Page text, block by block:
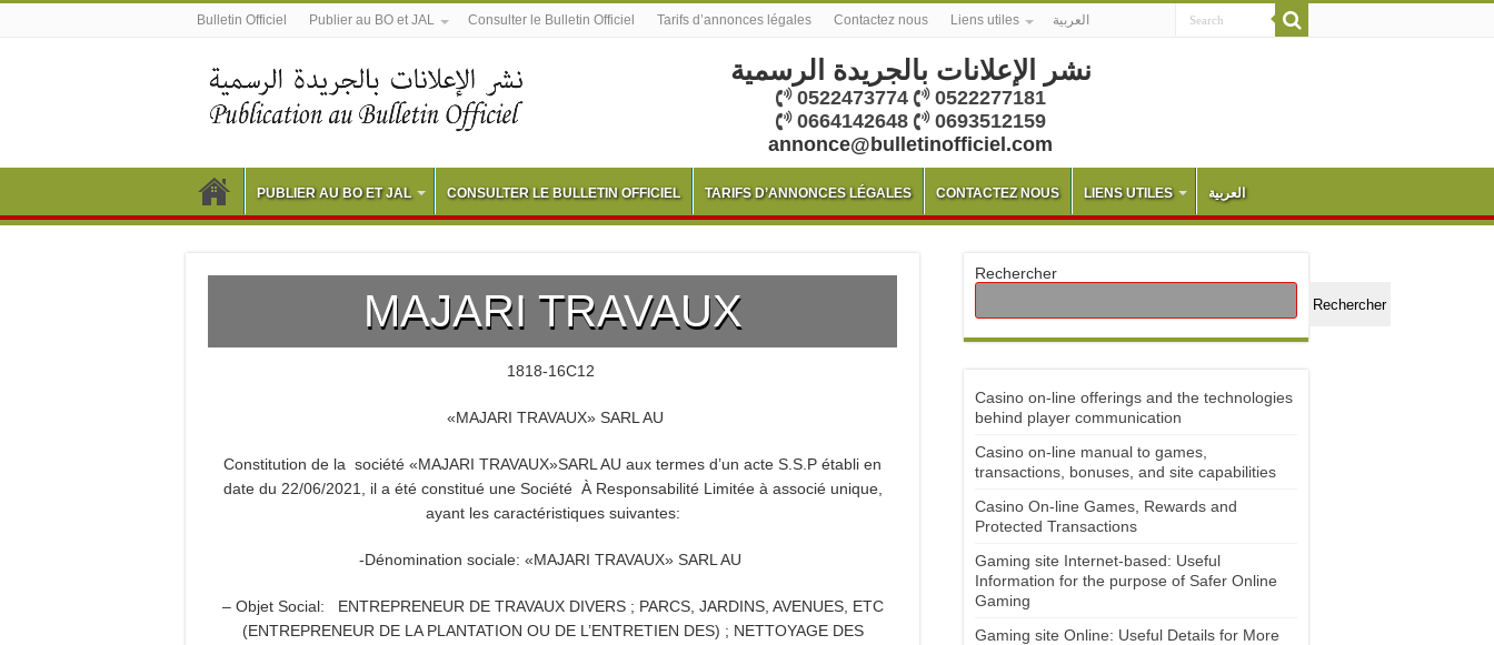
Bulletin Officiel Publier au BO et JAL Consulter le Bulletin Officiel Tarifs d’annonces légales Contactez nous Liens utiles العربية
نشر الإعلانات بالجريدة الرسمية
0522473774
0522277181
0664142648
0693512159
annonce@bulletinofficiel.com
PUBLIER AU BO ET JAL CONSULTER LE BULLETIN OFFICIEL TARIFS D’ANNONCES LÉGALES CONTACTEZ NOUS LIENS UTILES العربية
MAJARI TRAVAUX
1818-16C12
«MAJARI TRAVAUX» SARL AU
Constitution de la société «MAJARI TRAVAUX»SARL AU aux termes d’un acte S.S.P établi en
date du 22/06/2021, il a été constitué une Société À Responsabilité Limitée à associé unique,
ayant les caractéristiques suivantes:
-Dénomination sociale: «MAJARI TRAVAUX» SARL AU
– Objet Social: ENTREPRENEUR DE TRAVAUX DIVERS ; PARCS, JARDINS, AVENUES, ETC
(ENTREPRENEUR DE LA PLANTATION OU DE L’ENTRETIEN DES) ; NETTOYAGE DES
Rechercher
Rechercher
Casino on-line offerings and the technologies
behind player communication
Casino on-line manual to games,
transactions, bonuses, and site capabilities
Casino On-line Games, Rewards and
Protected Transactions
Gaming site Internet-based: Useful
Information for the purpose of Safer Online
Gaming
Gaming site Online: Useful Details for More